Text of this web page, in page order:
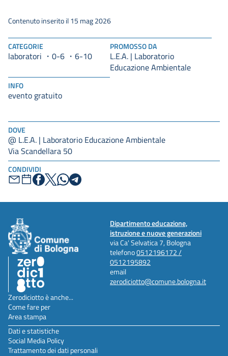
DOVE
@ L.E.A. | Laboratorio Educazione Ambientale
Via Scandellara 50
CONDIVIDI
CATEGORIE
laboratori 0-6 6-10
PROMOSSO DA
L.E.A. | Laboratorio
Educazione Ambientale
INFO
evento gratuito
Contenuto inserito il 15 mag 2026
Dipartimento educazione,
istruzione e nuove generazioni
via Ca' Selvatica 7, Bologna
telefono0512196172 /
0512195892
email
zerodiciotto@comune.bologna.it
Zerodiciotto è anche...
Come fare per
Area stampa
Dati e statistiche
Social Media Policy
Trattamento dei dati personali